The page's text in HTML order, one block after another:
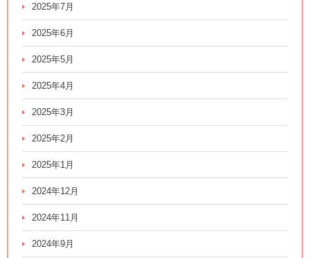
2025年7月
2025年6月
2025年5月
2025年4月
2025年3月
2025年2月
2025年1月
2024年12月
2024年11月
2024年9月